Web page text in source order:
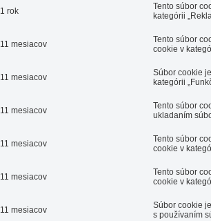
1 rok
Tento súbor
kategórii
11 mesiacov
Tento súbor
cookie v
11 mesiacov
Súbor cookie
kategórii
11 mesiacov
Tento súbor
ukladaním
11 mesiacov
Tento súbor
cookie v
11 mesiacov
Tento súbor
cookie v
11 mesiacov
Súbor cookie
s používaním